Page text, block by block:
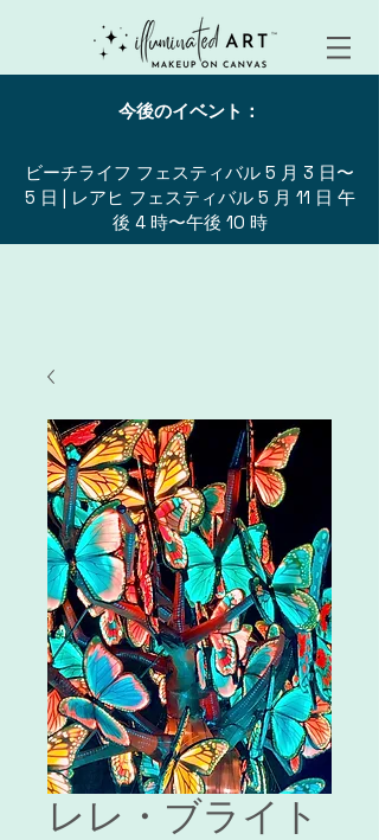
今後のイベント：
ビーチライフ フェスティバル 5 月 3 日〜
5 日 | レアヒ フェスティバル 5 月 11 日 午
後 4 時〜午後 10 時
レレ・ブライト